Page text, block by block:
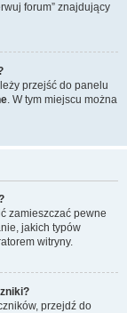
forum” znajdujący
przejść do panelu
. W tym miejscu można
zamieszczać pewne
jakich typów
witryny.
przejdź do